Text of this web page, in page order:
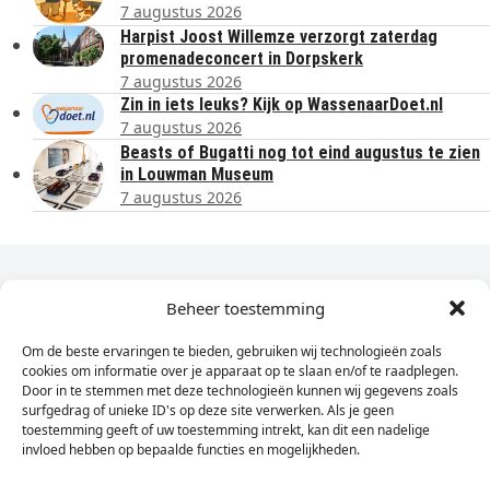
Beheer toestemming
Om de beste ervaringen te bieden, gebruiken wij technologieën zoals
cookies om informatie over je apparaat op te slaan en/of te raadplegen.
Door in te stemmen met deze technologieën kunnen wij gegevens zoals
surfgedrag of unieke ID's op deze site verwerken. Als je geen
toestemming geeft of uw toestemming intrekt, kan dit een nadelige
invloed hebben op bepaalde functies en mogelijkheden.
7 augustus 2026
Harpist Joost Willemze verzorgt zaterdag
promenadeconcert in Dorpskerk
7 augustus 2026
Zin in iets leuks? Kijk op WassenaarDoet.nl
7 augustus 2026
Beasts of Bugatti nog tot eind augustus te zien
in Louwman Museum
7 augustus 2026
Dagelijks het laatste nieuws in je e-mail?
Vul
hier
je
e-
mailadres
Sign Up